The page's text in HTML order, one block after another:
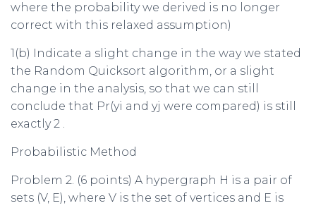
where the probability we derived is no longer
correct with this relaxed assumption)
1(b) Indicate a slight change in the way we stated
the Random Quicksort algorithm, or a slight
change in the analysis, so that we can still
conclude that Pr(yi and yj were compared) is still
exactly2 .
Probabilistic Method
Problem 2. (6 points) A hypergraph H is a pair of
sets (V, E), where V is the set of vertices and E is